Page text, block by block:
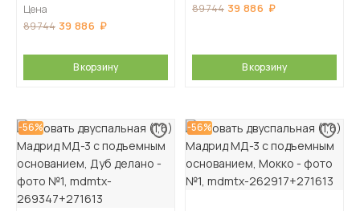
светлое
Цена
89 744 39 886
В корзину
89 744 39 886
В корзину
-56% -56%